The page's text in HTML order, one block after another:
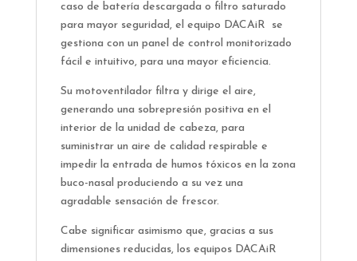
caso de batería descargada o filtro saturado
para mayor seguridad, el equipo DACAiR se
gestiona con un panel de control monitorizado
fácil e intuitivo, para una mayor eficiencia.
Su motoventilador filtra y dirige el aire,
generando una sobrepresión positiva en el
interior de la unidad de cabeza, para
suministrar un aire de calidad respirable e
impedir la entrada de humos tóxicos en la zona
buco-nasal produciendo a su vez una
agradable sensación de frescor.
Cabe significar asimismo que, gracias a sus
dimensiones reducidas, los equipos DACAiR